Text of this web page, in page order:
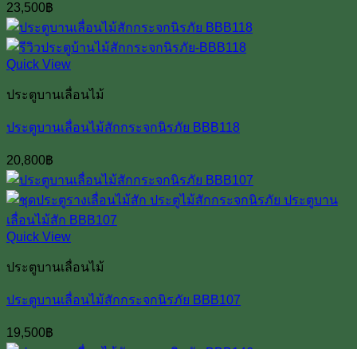
23,500฿
Quick View
ประตูบานเลื่อนไม้
ประตูบานเลื่อนไม้สักกระจกนิรภัย BBB118
20,800฿
Quick View
ประตูบานเลื่อนไม้
ประตูบานเลื่อนไม้สักกระจกนิรภัย BBB107
19,500฿